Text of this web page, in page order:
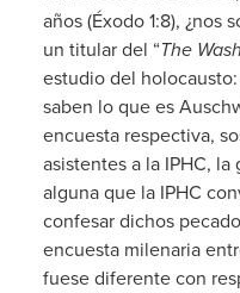
años (Éxodo 1:8), ¿nos
un titular del “The
estudio del
saben lo que es
encuesta respectiva,
asistentes a la IPHC,
alguna que la IPHC
confesar dichos
encuesta milenaria
fuese diferente con